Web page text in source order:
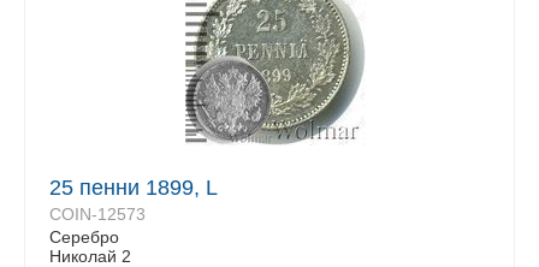
25 пенни 1899, L
COIN-12573
Серебро
Николай 2